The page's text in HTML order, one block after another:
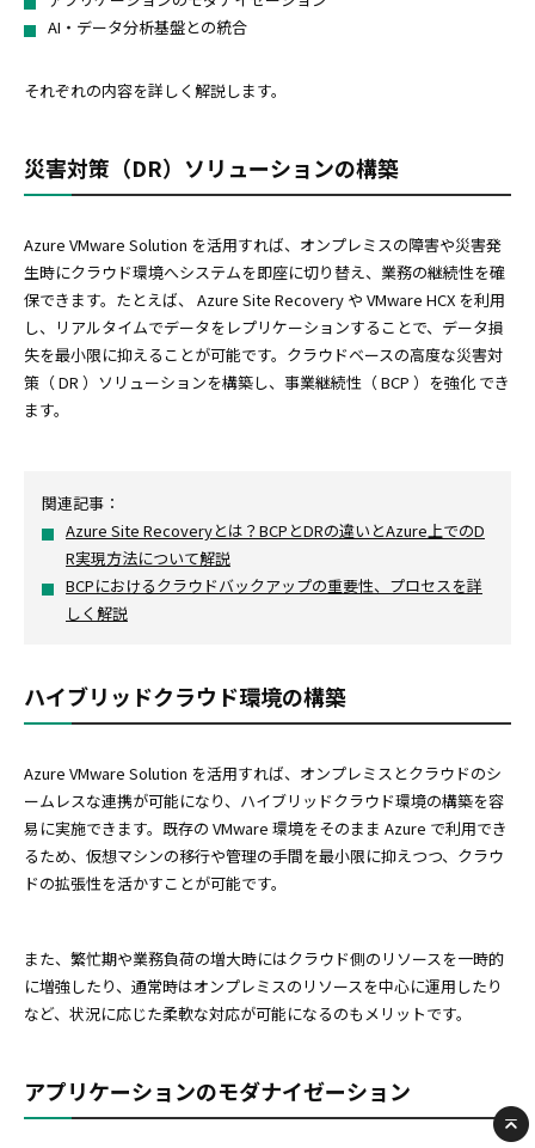
AI・データ分析基盤との統合
それぞれの内容を詳しく解説します。
災害対策（DR）ソリューションの構築
Azure VMware Solution を活用すれば、オンプレミスの障害や災害発
生時にクラウド環境へシステムを即座に切り替え、業務の継続性を確
保できます。たとえば、 Azure Site Recovery や VMware HCX を利用
し、リアルタイムでデータをレプリケーションすることで、データ損
失を最小限に抑えることが可能です。クラウドベースの高度な災害対
策（ DR ）ソリューションを構築し、事業継続性（ BCP ）を強化 でき
ます。
関連記事：
Azure Site Recoveryとは？BCPとDRの違いとAzure上でのD
R実現方法について解説
BCPにおけるクラウドバックアップの重要性、プロセスを詳
しく解説
ハイブリッドクラウド環境の構築
Azure VMware Solution を活用すれば、オンプレミスとクラウドのシ
ームレスな連携が可能になり、ハイブリッドクラウド環境の構築を容
易に実施できます。既存の VMware 環境をそのまま Azure で利用でき
るため、仮想マシンの移行や管理の手間を最小限に抑えつつ、クラウ
ドの拡張性を活かすことが可能です。
また、繁忙期や業務負荷の増大時にはクラウド側のリソースを一時的
に増強したり、通常時はオンプレミスのリソースを中心に運用したり
など、状況に応じた柔軟な対応が可能になるのもメリットです。
アプリケーションのモダナイゼーション